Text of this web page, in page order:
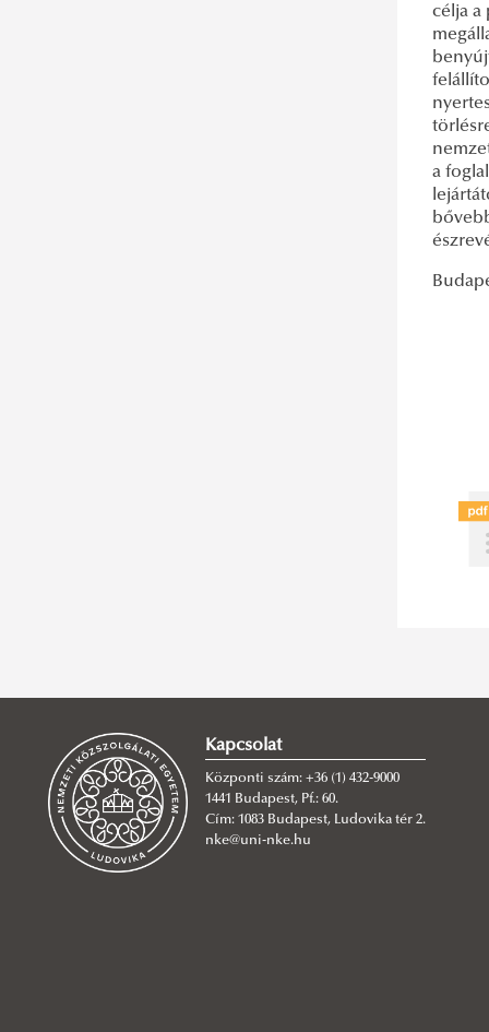
célja a
a
Kapcsolat
Központi szám: +36 (1) 432-9000
1441 Budapest, Pf.: 60.
Cím: 1083 Budapest, Ludovika tér 2.
nke@uni-nke.hu